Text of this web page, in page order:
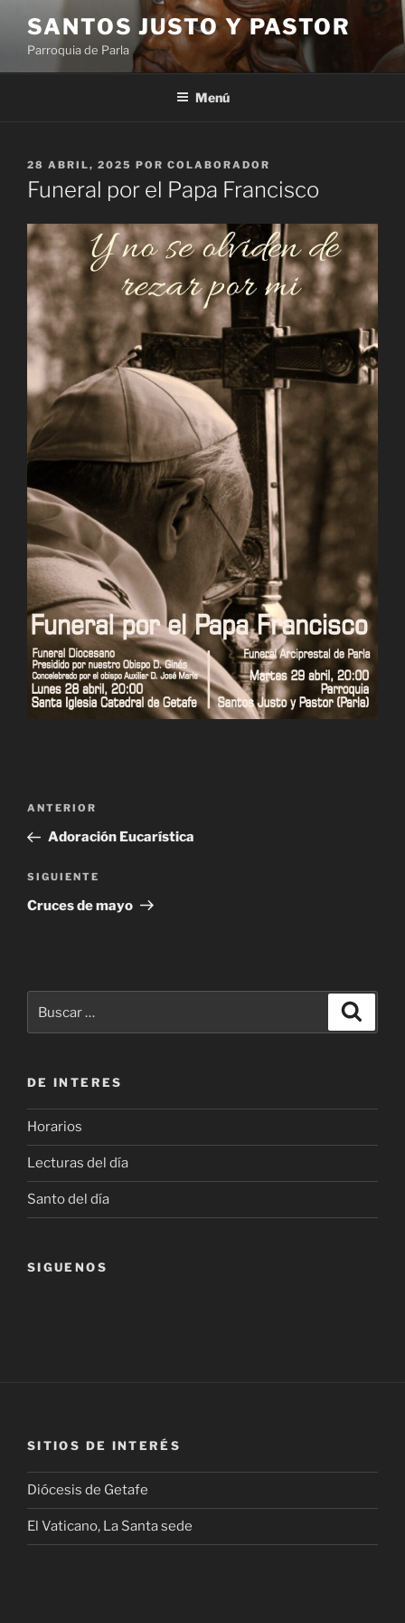
contenido
SANTOS JUSTO Y PASTOR
Parroquia de Parla
Menú
PUBLICADO
EL
28 ABRIL, 2025 POR COLABORADOR
Funeral por el Papa Francisco
Navegación
entradas
Entrada
anterior:
ANTERIOR
Adoración Eucarística
Siguiente
entrada
SIGUIENTE
Cruces de mayo
por:
DE INTERES
Horarios
Lecturas del día
Santo del día
SIGUENOS
SITIOS DE INTERÉS
Diócesis de Getafe
El Vaticano, La Santa sede